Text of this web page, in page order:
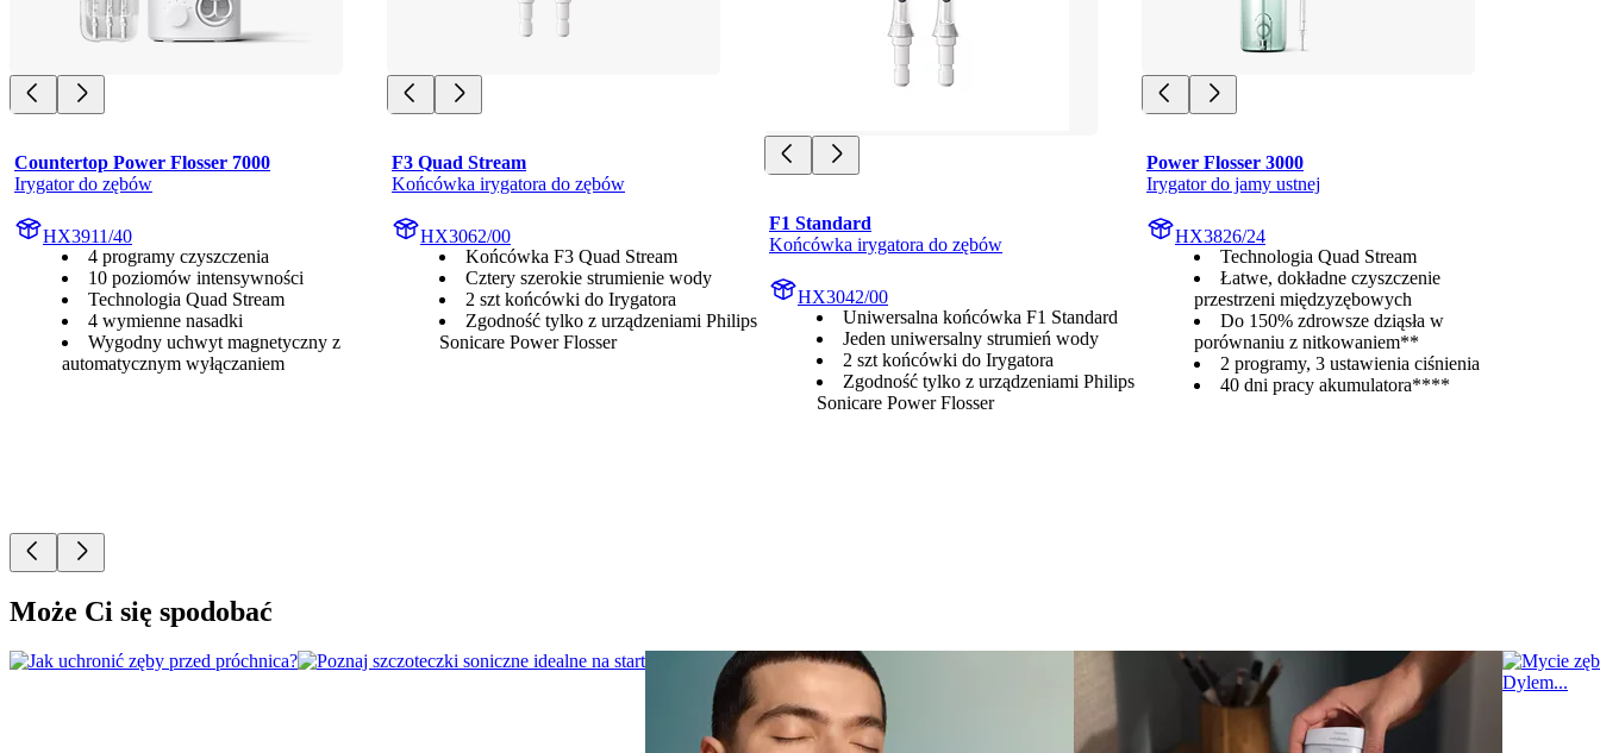
Countertop Power Flosser 7000
Irygator do zębów
HX3911/40
4 programy czyszczenia
10 poziomów intensywności
Technologia Quad Stream
4 wymienne nasadki
Wygodny uchwyt magnetyczny z
automatycznym wyłączaniem
F3 Quad Stream
Końcówka irygatora do zębów
HX3062/00
Końcówka F3 Quad Stream
Cztery szerokie strumienie wody
2 szt końcówki do Irygatora
Zgodność tylko z urządzeniami Philips
Sonicare Power Flosser
F1 Standard
Końcówka irygatora do zębów
HX3042/00
Uniwersalna końcówka F1 Standard
Jeden uniwersalny strumień wody
2 szt końcówki do Irygatora
Zgodność tylko z urządzeniami Philips
Sonicare Power Flosser
Power Flosser 3000
Irygator do jamy ustnej
HX3826/24
Technologia Quad Stream
Łatwe, dokładne czyszczenie
przestrzeni międzyzębowych
Do 150% zdrowsze dziąsła w
porównaniu z nitkowaniem**
2 programy, 3 ustawienia ciśnienia
40 dni pracy akumulatora****
Może Ci się spodobać